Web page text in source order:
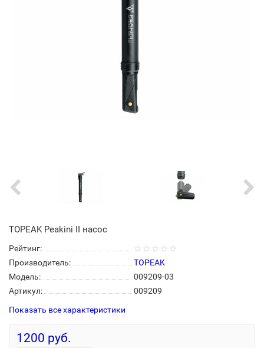
TOPEAK Peakini II насос
Рейтинг:
Производитель:
TOPEAK
Модель:
009209-03
Артикул:
009209
Показать все характеристики
1200 руб.